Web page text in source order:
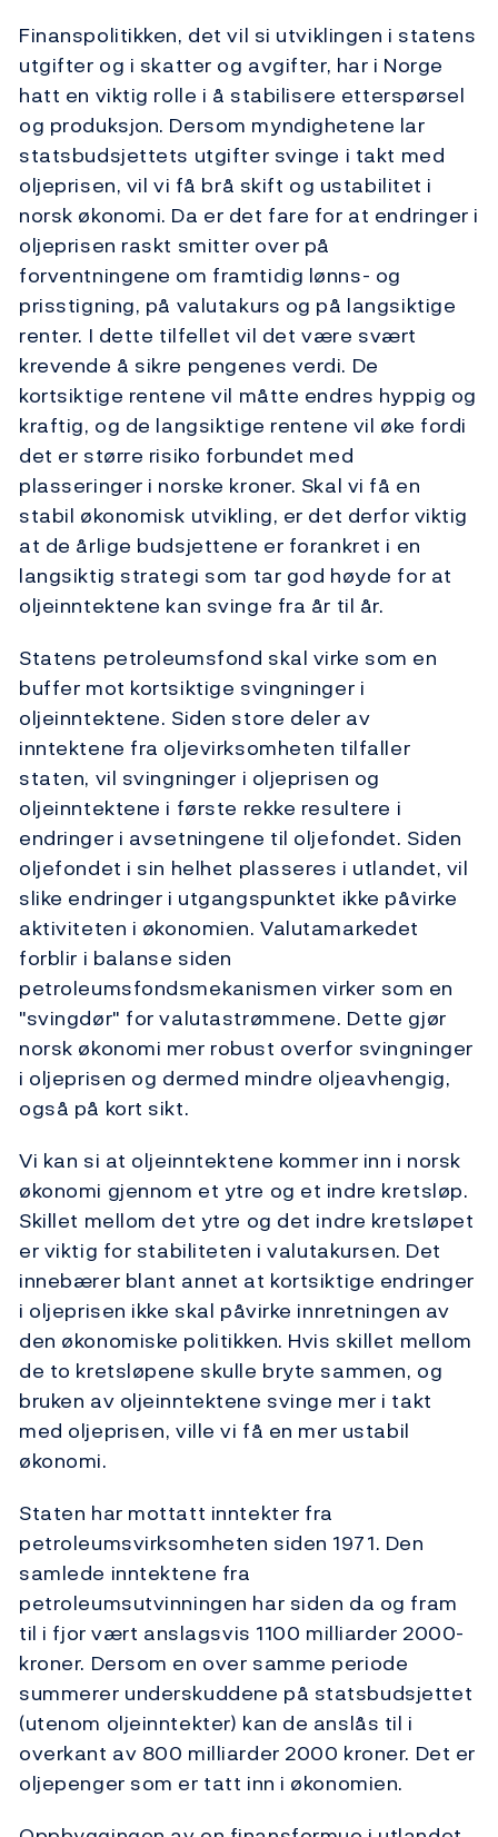
Finanspolitikken, det vil si utviklingen i statens
utgifter og i skatter og avgifter, har i Norge
hatt en viktig rolle i å stabilisere etterspørsel
og produksjon. Dersom myndighetene lar
statsbudsjettets utgifter svinge i takt med
oljeprisen, vil vi få brå skift og ustabilitet i
norsk økonomi. Da er det fare for at endringer i
oljeprisen raskt smitter over på
forventningene om framtidig lønns- og
prisstigning, på valutakurs og på langsiktige
renter. I dette tilfellet vil det være svært
krevende å sikre pengenes verdi. De
kortsiktige rentene vil måtte endres hyppig og
kraftig, og de langsiktige rentene vil øke fordi
det er større risiko forbundet med
plasseringer i norske kroner. Skal vi få en
stabil økonomisk utvikling, er det derfor viktig
at de årlige budsjettene er forankret i en
langsiktig strategi som tar god høyde for at
oljeinntektene kan svinge fra år til år.
Statens petroleumsfond skal virke som en
buffer mot kortsiktige svingninger i
oljeinntektene. Siden store deler av
inntektene fra oljevirksomheten tilfaller
staten, vil svingninger i oljeprisen og
oljeinntektene i første rekke resultere i
endringer i avsetningene til oljefondet. Siden
oljefondet i sin helhet plasseres i utlandet, vil
slike endringer i utgangspunktet ikke påvirke
aktiviteten i økonomien. Valutamarkedet
forblir i balanse siden
petroleumsfondsmekanismen virker som en
"svingdør" for valutastrømmene. Dette gjør
norsk økonomi mer robust overfor svingninger
i oljeprisen og dermed mindre oljeavhengig,
også på kort sikt.
Vi kan si at oljeinntektene kommer inn i norsk
økonomi gjennom et ytre og et indre kretsløp.
Skillet mellom det ytre og det indre kretsløpet
er viktig for stabiliteten i valutakursen. Det
innebærer blant annet at kortsiktige endringer
i oljeprisen ikke skal påvirke innretningen av
den økonomiske politikken. Hvis skillet mellom
de to kretsløpene skulle bryte sammen, og
bruken av oljeinntektene svinge mer i takt
med oljeprisen, ville vi få en mer ustabil
økonomi.
Staten har mottatt inntekter fra
petroleumsvirksomheten siden 1971. Den
samlede inntektene fra
petroleumsutvinningen har siden da og fram
til i fjor vært anslagsvis 1100 milliarder 2000-
kroner. Dersom en over samme periode
summerer underskuddene på statsbudsjettet
(utenom oljeinntekter) kan de anslås til i
overkant av 800 milliarder 2000 kroner. Det er
oljepenger som er tatt inn i økonomien.